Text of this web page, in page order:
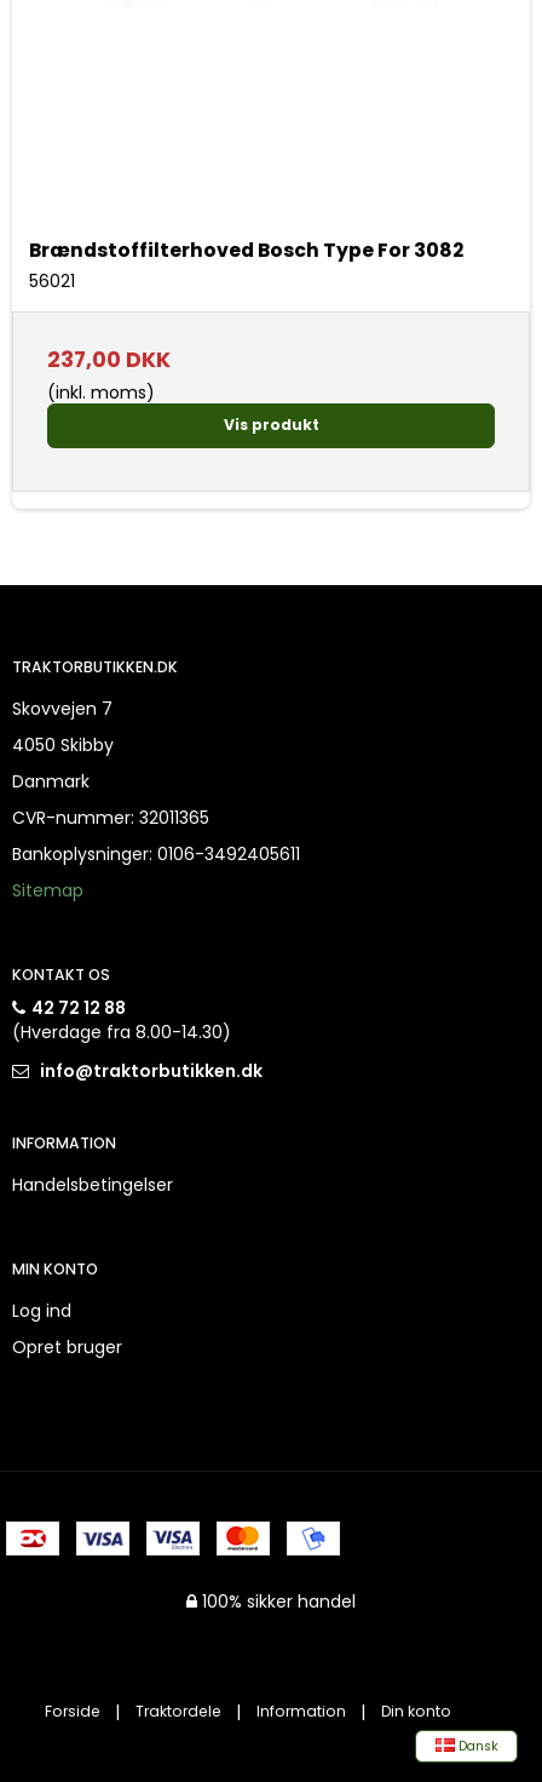
Brændstoffilterhoved Bosch Type For 3082
56021
237,00 DKK
(inkl. moms)
Vis produkt
TRAKTORBUTIKKEN.DK
Skovvejen 7
4050 Skibby
Danmark
CVR-nummer: 32011365
Bankoplysninger: 0106-3492405611
Sitemap
KONTAKT OS
42 72 12 88
(Hverdage fra 8.00-14.30)
info@traktorbutikken.dk
INFORMATION
Handelsbetingelser
MIN KONTO
Log ind
Opret bruger
100% sikker handel
Forside Traktordele Information Din konto
Dansk